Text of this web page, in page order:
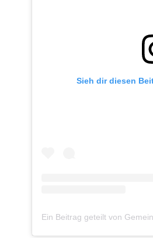
Sieh dir diesen